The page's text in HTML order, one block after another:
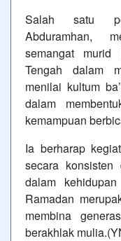
Salah satu
Abduramhan,
semangat
Tengah dalam
menilai kultum
dalam
kemampuan
Ia berharap
secara konsisten
dalam
Ramadan
membina
berakhlak